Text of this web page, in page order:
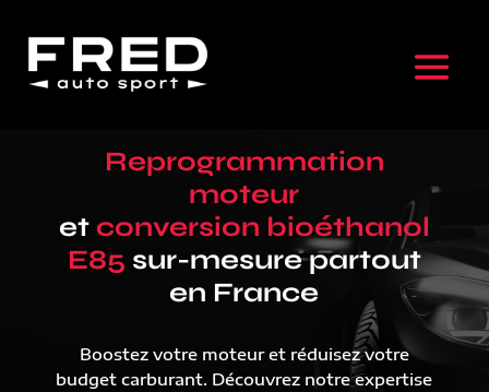
Reprogrammation
moteur
et conversion bioéthanol
E85 sur-mesure partout
en France
Boostez votre moteur et réduisez votre
budget carburant. Découvrez notre expertise